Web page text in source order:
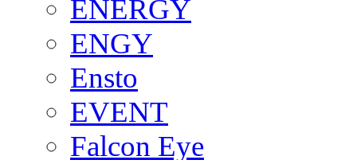
ENERGY
ENGY
Ensto
EVENT
Falcon Eye